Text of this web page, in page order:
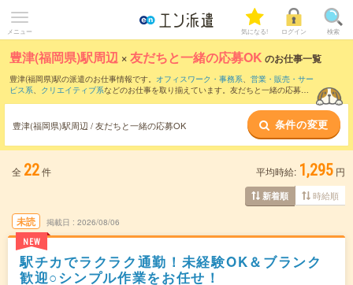
メニュー 気になる! ログイン 検索
豊津(福岡県)駅周辺 ×友だちと一緒の応募OK のお仕事一覧
豊津(福岡県)駅の派遣のお仕事情報です。 オフィスワーク・事務系、 営業・販売・サー
ビス系、 クリエイティブ系などのお仕事を取り揃えています。友だちと一緒の応募OK
豊津(福岡県)駅周辺 / 友だちと一緒の応募OK 条件の変更
全 22件 平均時給: 1,295 円
新着順 時給順
未読
NEW
掲載日 2026/08/06
駅チカでラクラク通勤！未経験OK＆ブランク
歓迎○シンプル作業をお任せ！